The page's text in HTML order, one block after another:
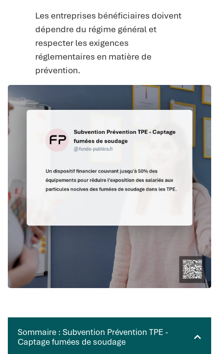
Les entreprises bénéficiaires doivent
dépendre du régime général et
respecter les exigences
réglementaires en matière de
prévention.
Sommaire : Subvention Prévention TPE -
Captage fumées de soudage